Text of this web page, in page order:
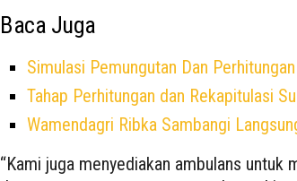
Baca Juga
Simulasi Pemungutan Dan
Tahap Perhitungan dan Rekapitulasi
Wamendagri Ribka Sambangi
“Kami juga menyediakan ambulans untuk